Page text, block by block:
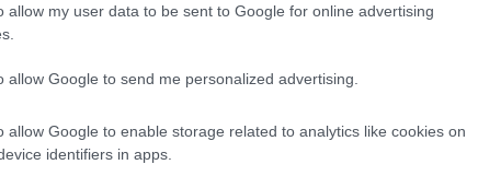
allow my user data to be sent to Google for online advertising
allow Google to send me personalized advertising.
allow Google to enable storage related to analytics like cookies on
identifiers in apps.